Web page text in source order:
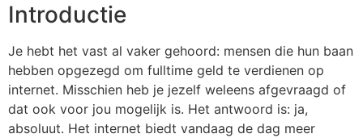
Introductie
Je hebt het vast al vaker gehoord: mensen die hun baan
hebben opgezegd om fulltime geld te verdienen op
internet. Misschien heb je jezelf weleens afgevraagd of
dat ook voor jou mogelijk is. Het antwoord is: ja,
absoluut. Het internet biedt vandaag de dag meer